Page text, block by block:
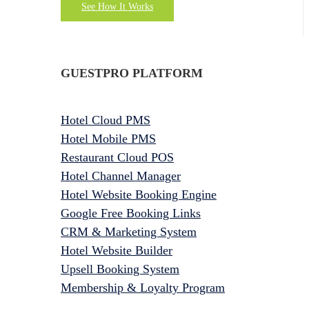
See How It Works
GUESTPRO PLATFORM
Hotel Cloud PMS
Hotel Mobile PMS
Restaurant Cloud POS
Hotel Channel Manager
Hotel Website Booking Engine
Google Free Booking Links
CRM & Marketing System
Hotel Website Builder
Upsell Booking System
Membership & Loyalty Program